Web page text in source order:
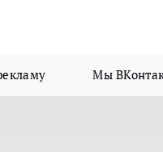
Мы